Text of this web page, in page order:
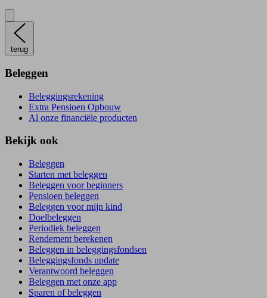
terug
Beleggen
Beleggingsrekening
Extra Pensioen Opbouw
Al onze financiële producten
Bekijk ook
Beleggen
Starten met beleggen
Beleggen voor beginners
Pensioen beleggen
Beleggen voor mijn kind
Doelbeleggen
Periodiek beleggen
Rendement berekenen
Beleggen in beleggingsfondsen
Beleggingsfonds update
Verantwoord beleggen
Beleggen met onze app
Sparen of beleggen